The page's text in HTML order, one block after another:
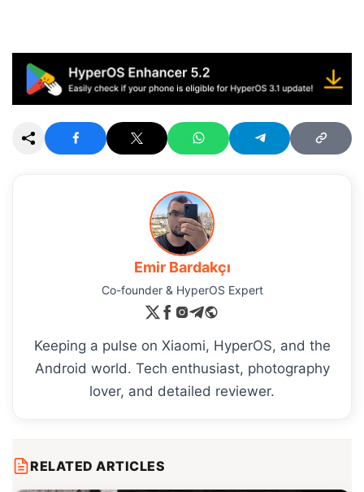
Emir Bardakçı
Co-founder & HyperOS Expert
Keeping a pulse on Xiaomi, HyperOS, and the
Android world. Tech enthusiast, photography
lover, and detailed reviewer.
RELATED ARTICLES